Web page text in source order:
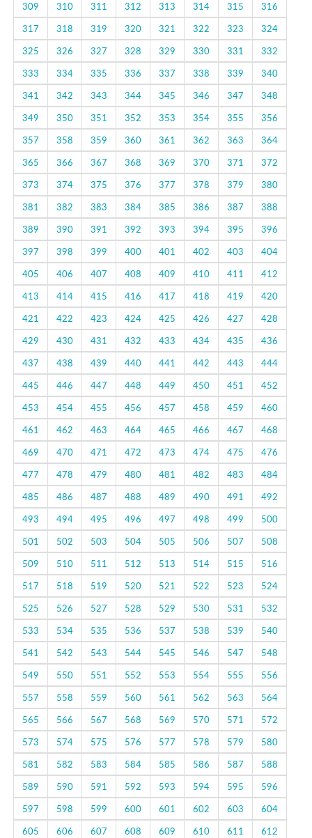
309
310 311 312 313 314 315
316
317
318 319 320 321 322 323
324
325
326 327 328 329 330 331
332
333
334 335 336 337 338 339
340
341
342 343 344 345 346 347
348
349
350 351 352 353 354 355
356
357
358 359 360 361 362 363
364
365
366 367 368 369 370 371
372
373
374 375 376 377 378 379
380
381
382 383 384 385 386 387
388
389
390 391 392 393 394 395
396
397
398 399 400 401 402 403
404
405
406 407 408 409 410 411
412
413
414 415 416 417 418 419
420
421
422 423 424 425 426 427
428
429
430 431 432 433 434 435
436
437
438 439 440 441 442 443
444
445
446 447 448 449 450 451
452
453
454 455 456 457 458 459
460
461
462 463 464 465 466 467
468
469
470 471 472 473 474 475
476
477
478 479 480 481 482 483
484
485
486 487 488 489 490 491
492
493
494 495 496 497 498 499
500
501
502 503 504 505 506 507
508
509
510 511 512 513 514 515
516
517
518 519 520 521 522 523
524
525
526 527 528 529 530 531
532
533
534 535 536 537 538 539
540
541
542 543 544 545 546 547
548
549
550 551 552 553 554 555
556
557
558 559 560 561 562 563
564
565
566 567 568 569 570 571
572
573
574 575 576 577 578 579
580
581
582 583 584 585 586 587
588
589
590 591 592 593 594 595
596
597
598 599 600 601 602 603
604
605
606 607 608 609 610 611
612